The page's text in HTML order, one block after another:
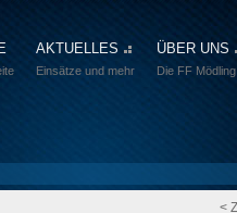
AKTUELLES
Einsätze und mehr
ÜBER UNS
Die FF Mödling
<